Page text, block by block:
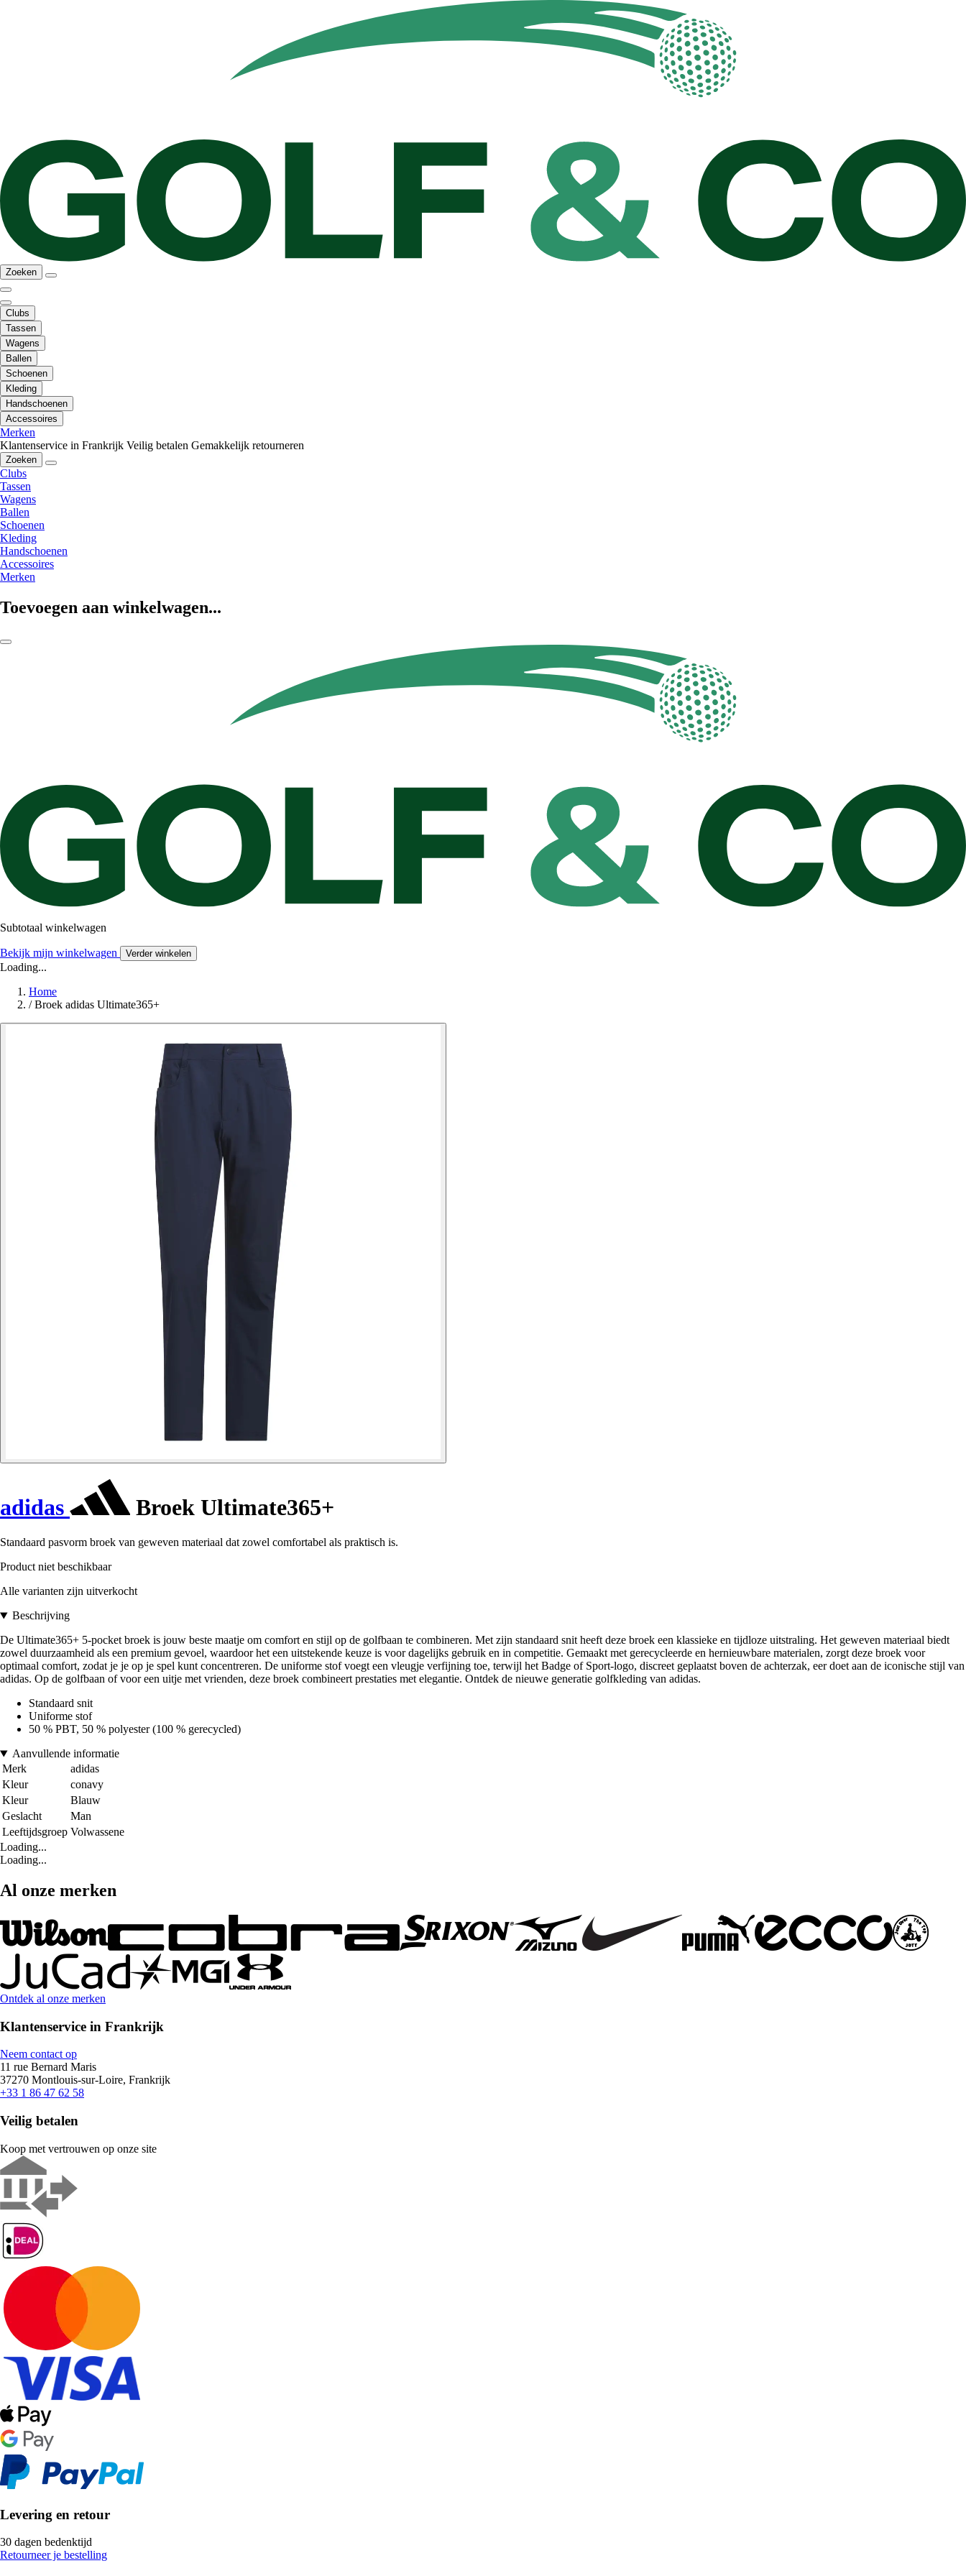
Zoeken
Clubs
Tassen
Wagens
Ballen
Schoenen
Kleding
Handschoenen
Accessoires
Merken
Klantenservice in Frankrijk Veilig betalen Gemakkelijk retourneren
Zoeken
Clubs
Tassen
Wagens
Ballen
Schoenen
Kleding
Handschoenen
Accessoires
Merken
Toevoegen aan winkelwagen...
Subtotaal winkelwagen
Bekijk mijn winkelwagen Verder winkelen
Loading...
Home
/ Broek adidas Ultimate365+
adidas Broek Ultimate365+
Standaard pasvorm broek van geweven materiaal dat zowel comfortabel als praktisch is.
Product niet beschikbaar
Alle varianten zijn uitverkocht
Beschrijving
De Ultimate365+ 5-pocket broek is jouw beste maatje om comfort en stijl op de golfbaan te combineren. Met zijn standaard snit heeft deze broek een klassieke en tijdloze uitstraling. Het geweven materiaal biedt
zowel duurzaamheid als een premium gevoel, waardoor het een uitstekende keuze is voor dagelijks gebruik en in competitie. Gemaakt met gerecycleerde en hernieuwbare materialen, zorgt deze broek voor
optimaal comfort, zodat je je op je spel kunt concentreren. De uniforme stof voegt een vleugje verfijning toe, terwijl het Badge of Sport-logo, discreet geplaatst boven de achterzak, eer doet aan de iconische stijl van
adidas. Op de golfbaan of voor een uitje met vrienden, deze broek combineert prestaties met elegantie. Ontdek de nieuwe generatie golfkleding van adidas.
Standaard snit
Uniforme stof
50 % PBT, 50 % polyester (100 % gerecycled)
Aanvullende informatie
Merk
adidas
Kleur
conavy
Kleur
Blauw
Geslacht
Man
Leeftijdsgroep Volwassene
Loading...
Loading...
Al onze merken
Ontdek al onze merken
Klantenservice in Frankrijk
Neem contact op
11 rue Bernard Maris
37270 Montlouis-sur-Loire, Frankrijk
+33 1 86 47 62 58
Veilig betalen
Koop met vertrouwen op onze site
Levering en retour
30 dagen bedenktijd
Retourneer je bestelling